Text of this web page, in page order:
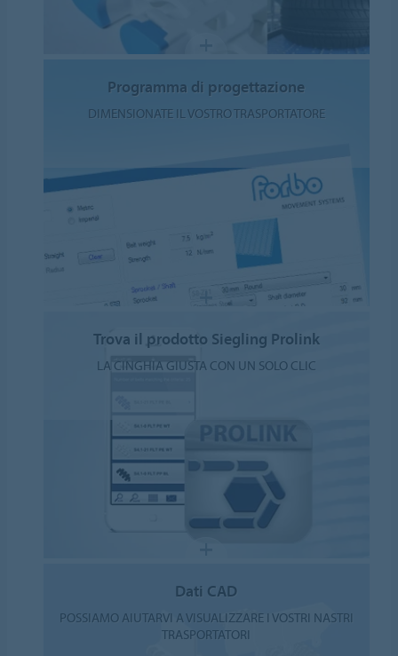
Programma di progettazione
DIMENSIONATE IL VOSTRO TRASPORTATORE
Trova il prodotto Siegling Prolink
LA CINGHIA GIUSTA CON UN SOLO CLIC
Dati CAD
POSSIAMO AIUTARVI A VISUALIZZARE I VOSTRI NASTRI
TRASPORTATORI